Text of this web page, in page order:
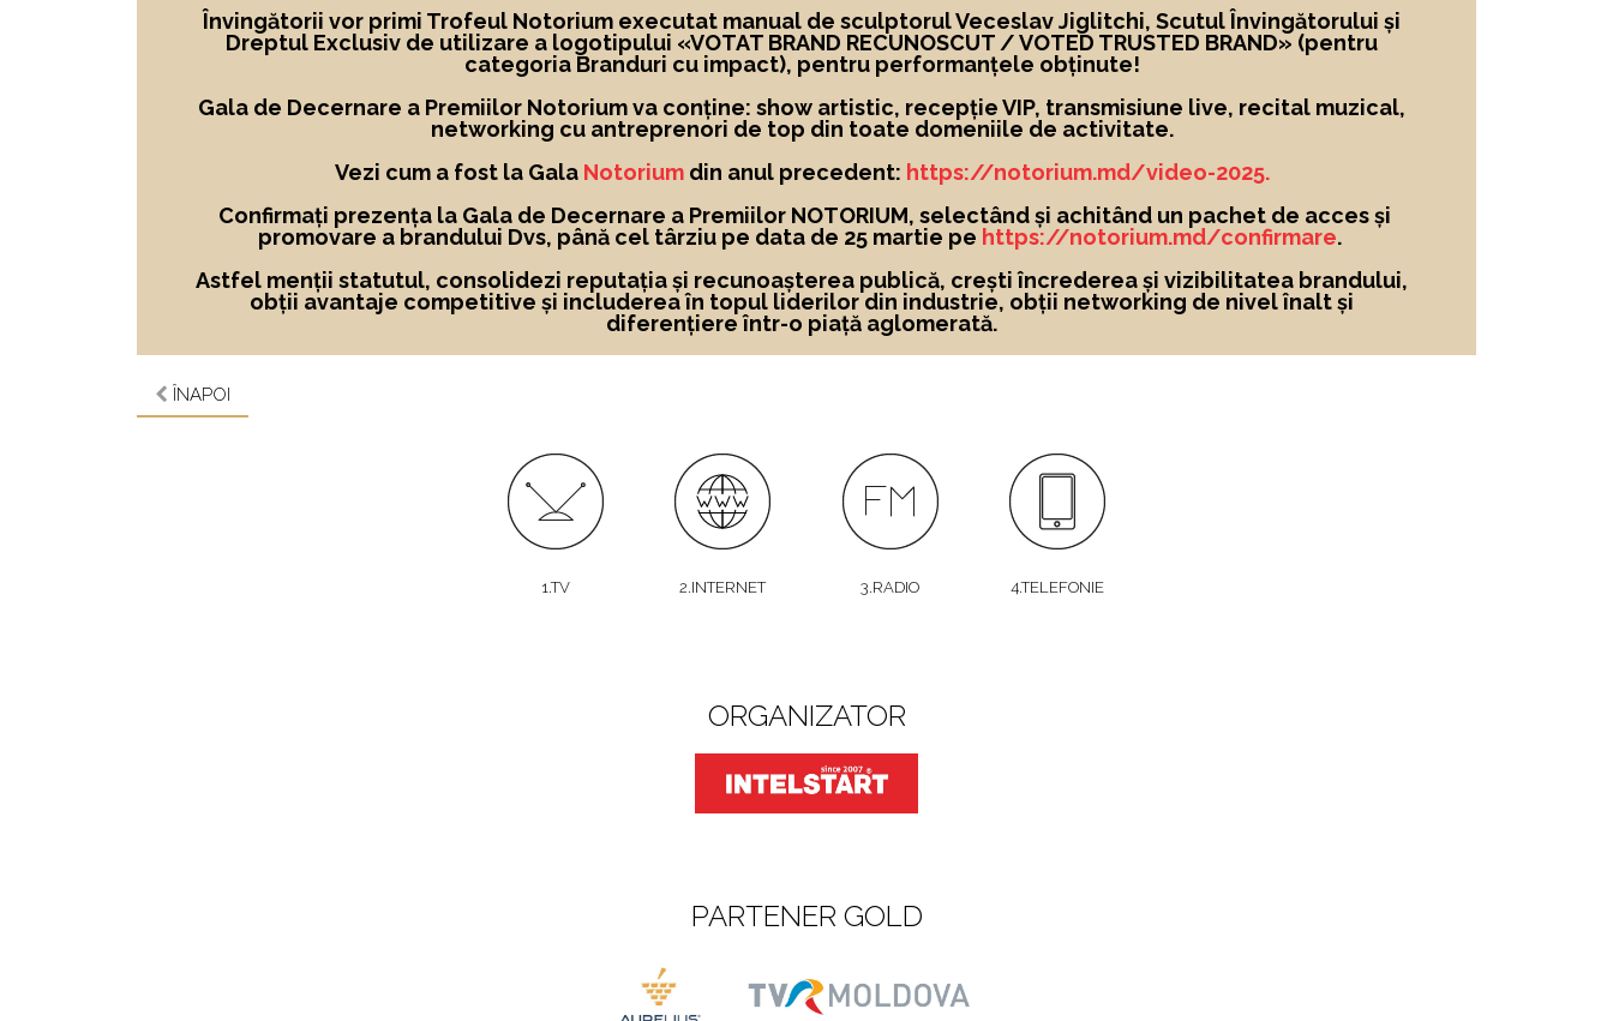
Învingătorii vor primi Trofeul Notorium executat manual de sculptorul Veceslav Jiglitchi, Scutul Învingătorului și
Dreptul Exclusiv de utilizare a logotipului «VOTAT BRAND RECUNOSCUT / VOTED TRUSTED BRAND» (pentru
categoria Branduri cu impact), pentru performanțele obținute!
Gala de Decernare a Premiilor Notorium va conține: show artistic, recepție VIP, transmisiune live, recital muzical,
networking cu antreprenori de top din toate domeniile de activitate.
Vezi cum a fost la Gala Notoriumdin anul precedent: https://notorium.md/video-2025.
Confirmați prezența la Gala de Decernare a Premiilor NOTORIUM, selectând și achitând un pachet de acces și
promovare a brandului Dvs, până cel târziu pe data de 25 martie pe https://notorium.md/confirmare.
Astfel menții statutul, consolidezi reputația și recunoașterea publică, crești încrederea și vizibilitatea brandului,
obții avantaje competitive și includerea în topul liderilor din industrie, obții networking de nivel înalt și
diferențiere într-o piață aglomerată.
ÎNAPOI
1.TV 2.INTERNET 3.RADIO 4.TELEFONIE
ORGANIZATOR
PARTENER GOLD